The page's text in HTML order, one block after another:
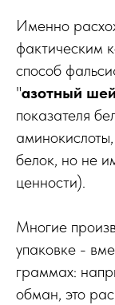
Именно
фактическим
способ
"азотный
показателя
белок, но не
ценности).
Многие
упаковке -
граммах:
обман, это